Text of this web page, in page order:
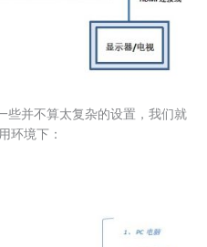
些并不算太复杂的设置，我们就
环境下：